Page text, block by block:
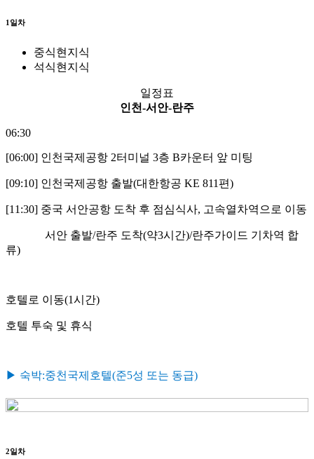
1일차
중식현지식
석식현지식
일정표
인천-서안-란주
06:30
[06:00] 인천국제공항 2터미널 3층 B카운터 앞 미팅
[09:10] 인천국제공항 출발(대한항공 KE 811편)
[11:30] 중국 서안공항 도착 후 점심식사, 고속열차역으로 이동
서안 출발/란주 도착(약3시간)/란주가이드 기차역 합
류)
호텔로 이동(1시간)
호텔 투숙 및 휴식
▶ 숙박:중천국제호텔(준5성 또는 동급)
2일차